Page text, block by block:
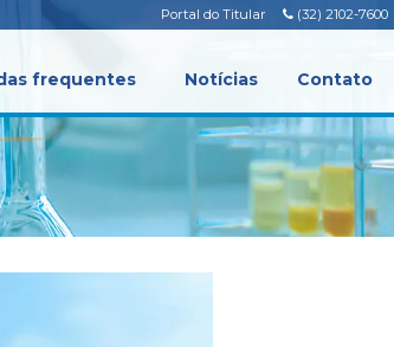
Portal do Titular (32) 2102-7600
frequentes Notícias Contato